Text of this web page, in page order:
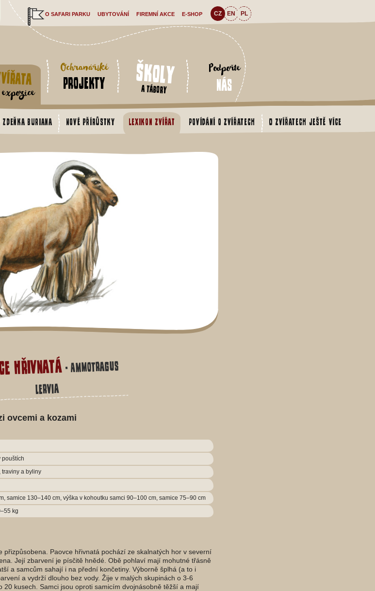
Ochranářské
projekty Školy
a tábory
Podpořte
nás
O SAFARI PARKU UBYTOVÁNÍ FIREMNÍ AKCE E-SHOP CZ EN PL
Buriana Nové přírůstky Lexikon zvířat Povídání o zvířatech O zvířatech ještě více
hřivnatá- Ammotragus
lervia
ovcemi a kozami
pouštích
traviny a byliny
samice 130–140 cm, výška v kohoutku samci 90–100 cm, samice 75–90 cm
kg
přizpůsobena. Paovce hřivnatá pochází ze skalnatých hor v severní
Její zbarvení je písčitě hnědé. Obě pohlaví mají mohutné třásně
a samcům sahají i na přední končetiny. Výborně šplhá (a to i
a vydrží dlouho bez vody. Žije v malých skupinách o 3-6
20 kusech. Samci jsou oproti samicím dvojnásobně těžší a mají